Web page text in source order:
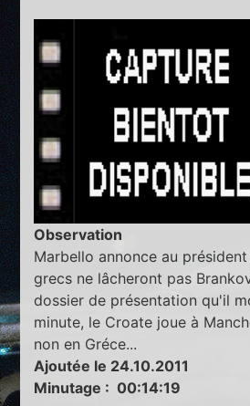
Observation
Marbello annonce au
grecs ne lâcheront pas
dossier de présentation qu'il
minute, le Croate joue à
non en Gréce...
Ajoutée le 24.10.2011
Minutage : 00:14:19